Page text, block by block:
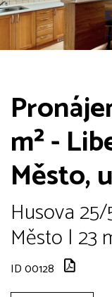
m² -
Město,
Husova
Město | 23
ID 00128